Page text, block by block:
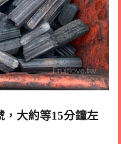
大約等15分鐘左